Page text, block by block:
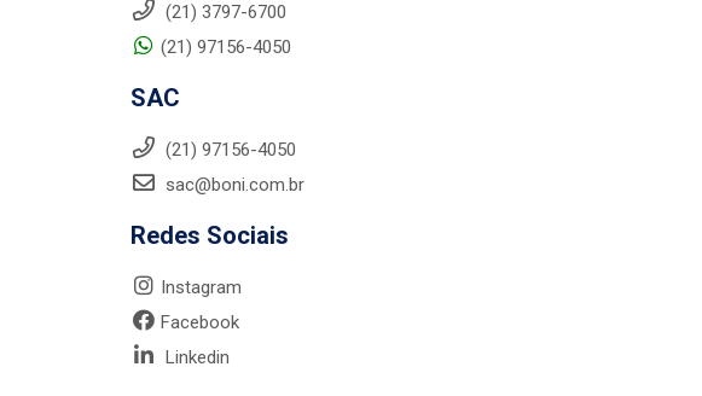
(21) 3797-6700
(21) 97156-4050
SAC
(21) 97156-4050
sac@boni.com.br
Redes Sociais
Instagram
Facebook
Linkedin